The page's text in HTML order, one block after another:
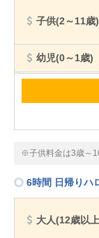
子供(2～11歳)
幼児(0～1歳)
※子供料金は3歳～
6時間 日帰りハ
大人(12歳以